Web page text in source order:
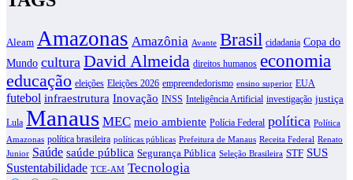
Aleam Amazonas Amazônia Avante Brasil cidadania Copa do
Mundo cultura David Almeida direitos humanos economia
educação eleições Eleições 2026 empreendedorismo ensino superior EUA
futebol infraestrutura Inovação INSS Inteligência Artificial investigação justiça
Lula Manaus MEC meio ambiente Polícia Federal política Política
Amazonas política brasileira políticas públicas Prefeitura de Manaus Receita Federal Renato
Junior Saúde saúde pública Segurança Pública Seleção Brasileira STF SUS
Sustentabilidade TCE-AM Tecnologia